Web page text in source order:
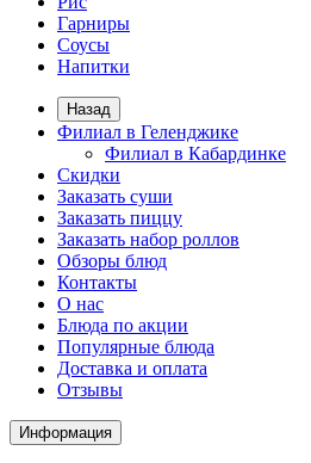
Гарниры
Соусы
Напитки
Назад
Филиал в Геленджике
Филиал в Кабардинке
Скидки
Заказать суши
Заказать пиццу
Заказать набор роллов
Обзоры блюд
Контакты
О нас
Блюда по акции
Популярные блюда
Доставка и оплата
Отзывы
Информация